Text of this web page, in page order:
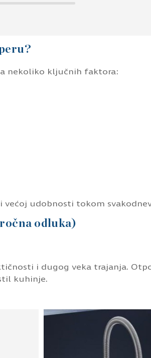
nekoliko ključnih faktora:
udobnosti tokom
odluka)
i dugog veka trajanja.
kuhinje.